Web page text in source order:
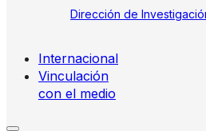
Dirección de
Internacional
Vinculación
con el medio